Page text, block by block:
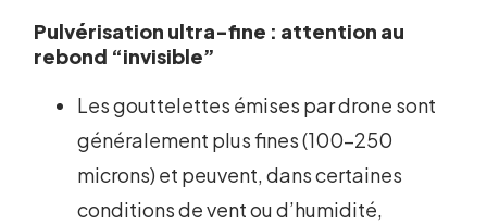
Pulvérisation ultra-fine : attention au
rebond “invisible”
Les gouttelettes émises par drone sont
généralement plus fines (100-250
microns) et peuvent, dans certaines
conditions de vent ou d’humidité,